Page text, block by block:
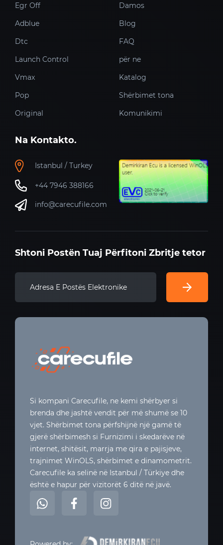
Egr Off
Adblue
Dtc
Launch Control
Vmax
Pop
Original
Damos
Blog
FAQ
për ne
Katalog
Shërbimet tona
Komunikimi
Na Kontakto.
Istanbul / Turkey
+44 7946 388166
info@carecufile.com
Shtoni Postën Tuaj Përfitoni Zbritje tetor
Si kompani Carecufile, ne kemi shërbyer si
brenda dhe jashtë vendit për më shumë se 10
vjet. Shërbimet tona përfshijnë një gamë të
gjerë shërbimesh si Furnizimi i skedarëve në
internet, shitësit, marrja me qira e pajisjeve,
trajnimet WinOLS, shërbimet e dinamometrit.
Carecufile ka selinë në Istanbul / Türkiye dhe
është e hapur për vizitorët 6 ditë në javë.